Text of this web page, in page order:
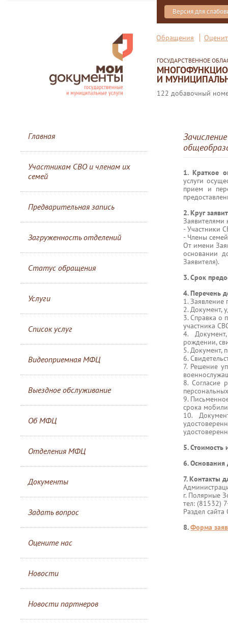
Версия для
Обращения
ГОСУДАРСТВЕННОЕ
И
122 добавочный
Главная
Участникам СВО и членам их
семей
Предварительная запись
Загруженность отделений
Статус обращения
Услуги
Список услуг
Видеоприемная МФЦ
Выездное обслуживание
Об МФЦ
Отделения МФЦ
Документы
Задать вопрос
Оцените нас
Новости
Новости партнеров
1. Краткое
услуги
прием и
2. Круг
Заявителями
- Участники
- Члены
От имени
основании
Заявителя).
3. Срок
4. Перечень
1. Заявление
2. Документ,
3. Справка о
участника
4.
рождении,
5. Документ,
6.
7. Решение
8. Согласие
9.
срока
10.
5. Стоимость
6. Основания
7. Контакты
г. Полярные
тел: (81532)
Раздел
8.Форма